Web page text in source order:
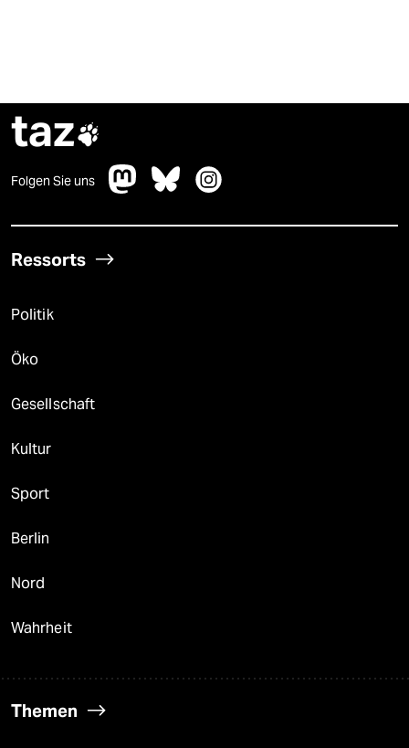
taz
Folgen Sie uns
Ressorts
Politik
Öko
Gesellschaft
Kultur
Sport
Berlin
Nord
Wahrheit
Themen